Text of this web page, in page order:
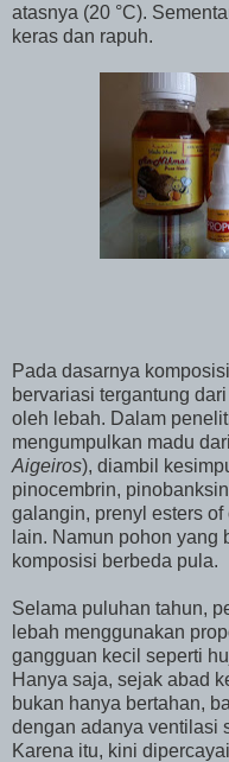
atasnya (20 °C).
keras dan rapuh.
Pada dasarnya
bervariasi tergantung
oleh lebah. Dalam
mengumpulkan madu
Aigeiros), diambil
pinocembrin,
galangin, prenyl esters
lain. Namun pohon yang
komposisi berbeda pula.
Selama puluhan tahun,
lebah menggunakan
gangguan kecil seperti
Hanya saja, sejak abad
bukan hanya bertahan,
dengan adanya ventilasi
Karena itu, kini